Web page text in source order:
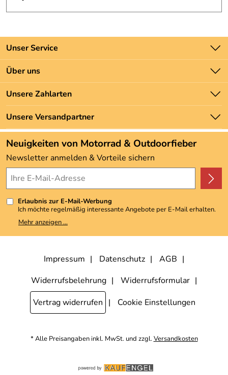
Unser Service
Kontakt
Batteriegesetz
Newsletter
Zahlung und Versand
Über uns
Unsere Bestseller
Marken
Neu
Angebote
Kundenbewertungen (3.493)
4,9/5*****
Unsere Zahlarten
Unsere Versandpartner
Neuigkeiten von Motorrad & Outdoorfieber
Newsletter anmelden & Vorteile sichern
Erlaubnis zur E-Mail-Werbung
Ich möchte regelmäßig interessante Angebote per E-Mail erhalten.
Meine E-Mail-Adresse wird nicht an andere Unternehmen
weitergegeben. Zu statistischen Zwecken wird in anonymer Form
kann ich jederzeit mit Wirkung für die Zukunft widerrufen, indem ich
den Link "Abmelden" am Ende des Newsletters anklicke. Die
Mehr anzeigen ...
Impressum Datenschutz
AGB
Widerrufsbelehrung
Widerrufsformular
Vertrag widerrufen
Cookie Einstellungen
* Alle Preisangaben inkl. MwSt. und zzgl.Versandkosten